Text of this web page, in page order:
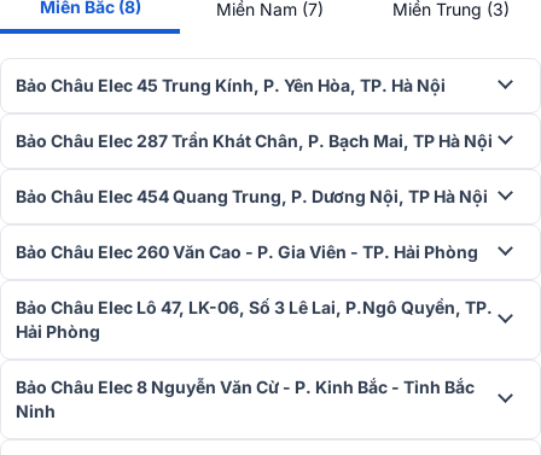
Đặc biệt, amply liền micro Denon Pro DP-N1600 giúp người dùng dễ
dàng điều chỉnh và sử dụng ngay mà không cần thêm thiết bị phụ
trợ. Với khả năng xử lý tốt cả giọng hát và âm nhạc, đây là lựa chọn
lý tưởng cho mọi không gian giải trí từ gia đình đến phòng karaoke
chuyên nghiệp.
=> Xem thêm:Amply liền micro Denon Pro DP-N1600
Để sở hữu dàn karaoke - nghe nhạc BIK 02 chất lượng cao, bạn hãy
chọn mua tại các đơn vị phân phối uy tín. Với nhiều năm kinh nghiệm
trong lĩnh vực âm thanh,
cam kết cung cấp sản
phẩm chính hãng, chế độ bảo hành đáng tin cậy cùng dịch vụ tư
vấn tận tâm, giúp bạn dễ dàng chọn được giải pháp âm thanh phù
Liên hệ ngay với Bảo Châu Elec qua hotline 1900 0255để nhận tư
vấn chi tiết và tận hưởng nhiều ưu đãi hấp dẫn khi mua dàn karaoke
- nghe nhạc BIK 02!
Miền Bắc (8) Miền Nam (7) Miền Trung (3)
Bảo Châu Elec 45 Trung Kính, P. Yên Hòa, TP. Hà Nội
Bảo Châu Elec 287 Trần Khát Chân, P. Bạch Mai, TP Hà Nội
Bảo Châu Elec 454 Quang Trung, P. Dương Nội, TP Hà Nội
Bảo Châu Elec 260 Văn Cao - P. Gia Viên - TP. Hải Phòng
Bảo Châu Elec Lô 47, LK-06, Số 3 Lê Lai, P.Ngô Quyền, TP.
Hải Phòng
Bảo Châu Elec 8 Nguyễn Văn Cừ - P. Kinh Bắc - Tỉnh Bắc
Ninh